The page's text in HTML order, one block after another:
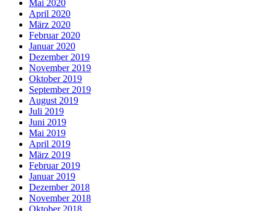
Mai 2020
April 2020
März 2020
Februar 2020
Januar 2020
Dezember 2019
November 2019
Oktober 2019
September 2019
August 2019
Juli 2019
Juni 2019
Mai 2019
April 2019
März 2019
Februar 2019
Januar 2019
Dezember 2018
November 2018
Oktober 2018